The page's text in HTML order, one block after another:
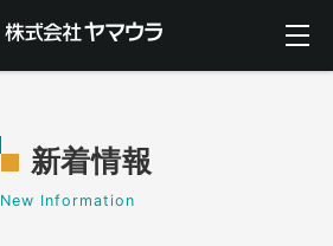
新着情報
New Information